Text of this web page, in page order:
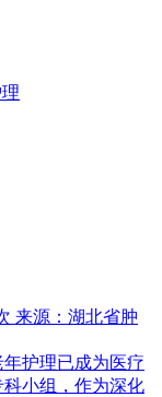
来源：湖北省肿
护理已成为医疗
小组，作为深化